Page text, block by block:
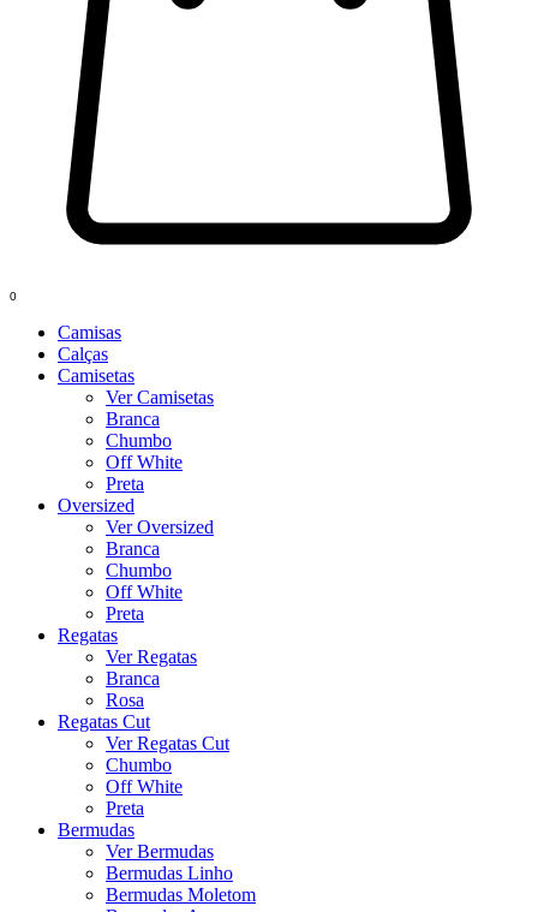
0
Camisas
Calças
Camisetas
Ver Camisetas
Branca
Chumbo
Off White
Preta
Oversized
Ver Oversized
Branca
Chumbo
Off White
Preta
Regatas
Ver Regatas
Branca
Rosa
Regatas Cut
Ver Regatas Cut
Chumbo
Off White
Preta
Bermudas
Ver Bermudas
Bermudas Linho
Bermudas Moletom